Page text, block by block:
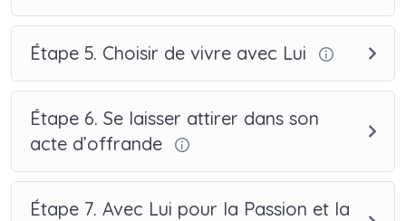
Étape 5. Choisir de vivre avec Lui
Étape 6. Se laisser attirer dans son
acte d’offrande
Étape 7. Avec Lui pour la Passion et la